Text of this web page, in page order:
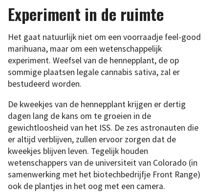
Experiment in de ruimte
Het gaat natuurlijk niet om een voorraadje feel-good
marihuana, maar om een wetenschappelijk
experiment. Weefsel van de hennepplant, de op
sommige plaatsen legale cannabis sativa, zal er
bestudeerd worden.
De kweekjes van de hennepplant krijgen er dertig
dagen lang de kans om te groeien in de
gewichtloosheid van het ISS. De zes astronauten die
er altijd verblijven, zullen ervoor zorgen dat de
kweekjes blijven leven. Tegelijk houden
wetenschappers van de universiteit van Colorado (in
samenwerking met het biotechbedrijfje Front Range)
ook de plantjes in het oog met een camera.